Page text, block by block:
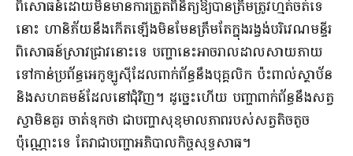
ពិសោធន៍ដោយមិនមានការត្រួតពិនិត្យឱ្យបានត្រឹមត្រូវហ្មត់ចត់ទេ
នោះ ហានិភ័យនឹងកើតឡើងមិនមែនត្រឹមតែក្នុងរង្វង់បរិវេណមន្ទីរ
ពិសោធន៍ស្រាវជ្រាវនោះទេ បញ្ហានេះអាចរាលដាលសាយភាយ
ទៅកាន់ប្រព័ន្ធអេកូឡូស៊ីដែលពាក់ព័ន្ធនឹងបុគ្គលិក ប៉ះពាល់ស្ថាប័ន
និងសហគមន៍ដែលនៅជុំវិញ។ ដូច្នេះហើយ បញ្ហាពាក់ព័ន្ធនឹងសត្វ
ស្វាមិនគួរ ចាត់ទុកថា ជាបញ្ហាសុខុមាលភាពរបស់សត្វតិចតួច
ប៉ុណ្ណោះទេ តែវាជាបញ្ហាអភិបាលកិច្ចសុទ្ធសាធ។